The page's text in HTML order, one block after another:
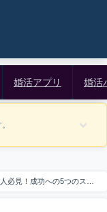
婚活アプリ 婚活
必見！成功への5つのステ